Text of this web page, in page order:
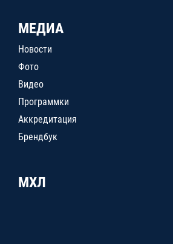
МЕДИА
Новости
Фото
Видео
Программки
Аккредитация
Брендбук
МХЛ